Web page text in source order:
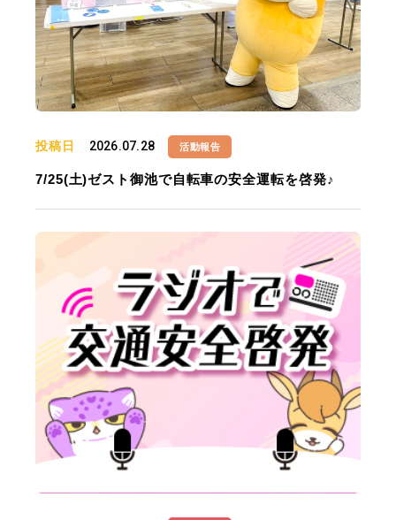
投稿日 2026.07.28 活動報告
7/25(土)ゼスト御池で自転車の安全運転を啓発♪